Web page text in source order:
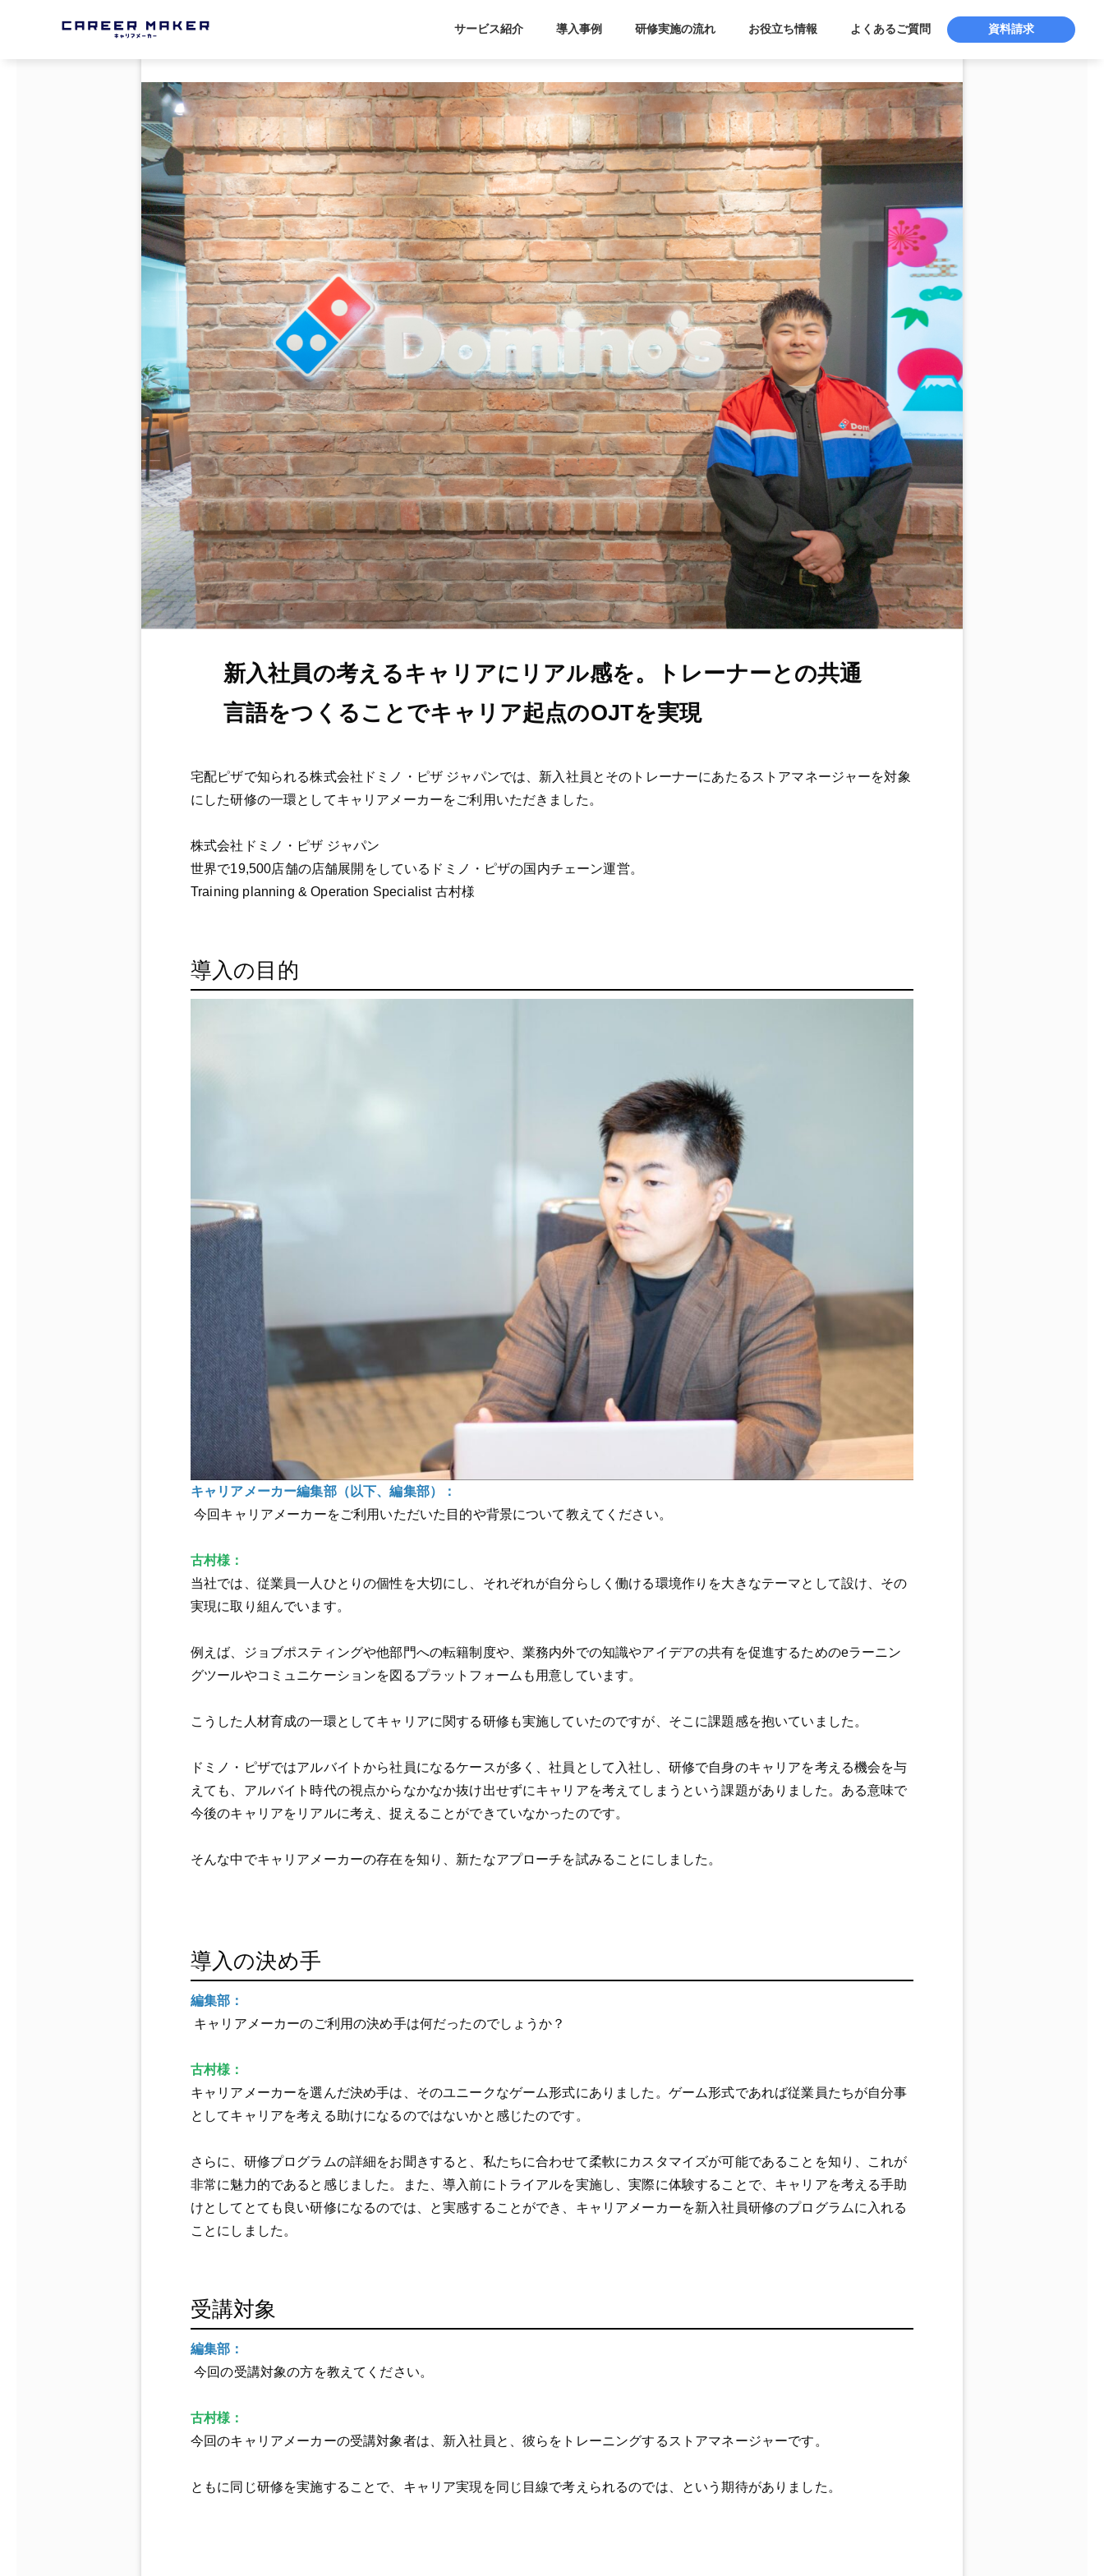
サービス紹介 導入事例 研修実施の流れ お役立ち情報 よくあるご質問 資料請求
新入社員の考えるキャリアにリアル感を。トレーナーとの共通
言語をつくることでキャリア起点のOJTを実現
宅配ピザで知られる株式会社ドミノ・ピザ ジャパンでは、新入社員とそのトレーナーにあたるストアマネージャーを対象
にした研修の一環としてキャリアメーカーをご利用いただきました。
株式会社ドミノ・ピザ ジャパン
世界で19,500店舗の店舗展開をしているドミノ・ピザの国内チェーン運営。
Training planning & Operation Specialist 古村様
導入の目的
キャリアメーカー編集部（以下、編集部）：
今回キャリアメーカーをご利用いただいた目的や背景について教えてください。
古村様：
当社では、従業員一人ひとりの個性を大切にし、それぞれが自分らしく働ける環境作りを大きなテーマとして設け、その
実現に取り組んでいます。
例えば、ジョブポスティングや他部門への転籍制度や、業務内外での知識やアイデアの共有を促進するためのeラーニン
グツールやコミュニケーションを図るプラットフォームも用意しています。
こうした人材育成の一環としてキャリアに関する研修も実施していたのですが、そこに課題感を抱いていました。
ドミノ・ピザではアルバイトから社員になるケースが多く、社員として入社し、研修で自身のキャリアを考える機会を与
えても、アルバイト時代の視点からなかなか抜け出せずにキャリアを考えてしまうという課題がありました。ある意味で
今後のキャリアをリアルに考え、捉えることができていなかったのです。
そんな中でキャリアメーカーの存在を知り、新たなアプローチを試みることにしました。
導入の決め手
編集部：
キャリアメーカーのご利用の決め手は何だったのでしょうか？
古村様：
キャリアメーカーを選んだ決め手は、そのユニークなゲーム形式にありました。ゲーム形式であれば従業員たちが自分事
としてキャリアを考える助けになるのではないかと感じたのです。
さらに、研修プログラムの詳細をお聞きすると、私たちに合わせて柔軟にカスタマイズが可能であることを知り、これが
非常に魅力的であると感じました。また、導入前にトライアルを実施し、実際に体験することで、キャリアを考える手助
けとしてとても良い研修になるのでは、と実感することができ、キャリアメーカーを新入社員研修のプログラムに入れる
ことにしました。
受講対象
編集部：
今回の受講対象の方を教えてください。
古村様：
今回のキャリアメーカーの受講対象者は、新入社員と、彼らをトレーニングするストアマネージャーです。
ともに同じ研修を実施することで、キャリア実現を同じ目線で考えられるのでは、という期待がありました。